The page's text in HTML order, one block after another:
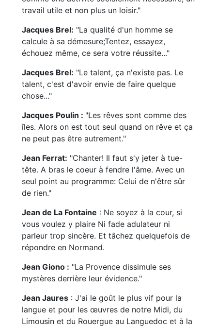
travail utile et non plus un loisir."
Jacques Brel: "La qualité d'un homme se
calcule à sa démesure;Tentez, essayez,
échouez même, ce sera votre réussite..."
Jacques Brel: "Le talent, ça n'existe pas. Le
talent, c'est d'avoir envie de faire quelque
chose..."
Jacques Poulin : "Les rêves sont comme des
îles. Alors on est tout seul quand on rêve et ça
ne peut pas être autrement."
Jean Ferrat: "Chanter! Il faut s'y jeter à tue-
tête. A bras le coeur à fendre l'âme. Avec un
seul point au programme: Celui de n'être sûr
de rien."
Jean de La Fontaine : Ne soyez à la cour, si
vous voulez y plaire Ni fade adulateur ni
parleur trop sincère. Et tâchez quelquefois de
répondre en Normand.
Jean Giono : "La Provence dissimule ses
mystères derrière leur évidence."
Jean Jaures : J'ai le goût le plus vif pour la
langue et pour les œuvres de notre Midi, du
Limousin et du Rouergue au Languedoc et à la